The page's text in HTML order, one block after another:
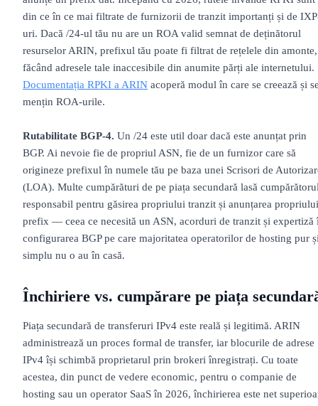
din ce în ce mai filtrate de furnizorii de tranzit importanți și de
uri. Dacă /24-ul tău nu are un ROA valid semnat de deținătorul
resurselor ARIN, prefixul tău poate fi filtrat de rețelele din amonte,
făcând adresele tale inaccesibile din anumite părți ale internetului.
Documentația RPKI a ARIN acoperă modul în care se creează și
mențin ROA-urile.
Rutabilitate BGP-4. Un /24 este util doar dacă este anunțat prin
BGP. Ai nevoie fie de propriul ASN, fie de un furnizor care să
origineze prefixul în numele tău pe baza unei Scrisori de
(LOA). Multe cumpărături de pe piața secundară lasă
responsabil pentru găsirea propriului tranzit și anunțarea propriului
prefix — ceea ce necesită un ASN, acorduri de tranzit și expertiză
configurarea BGP pe care majoritatea operatorilor de hosting pur
simplu nu o au în casă.
Închiriere vs. cumpărare pe piața
Piața secundară de transferuri IPv4 este reală și legitimă. ARIN
administrează un proces formal de transfer, iar blocurile de adrese
IPv4 își schimbă proprietarul prin brokeri înregistrați. Cu toate
acestea, din punct de vedere economic, pentru o companie de
hosting sau un operator SaaS în 2026, închirierea este net